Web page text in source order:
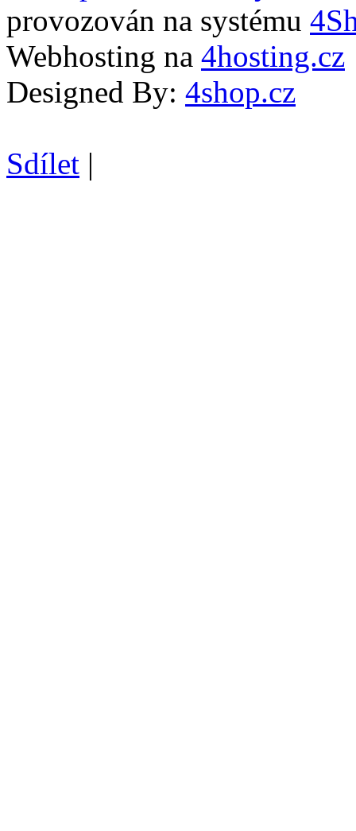
provozován na systému
Webhosting na 4hosting.cz
Designed By: 4shop.cz
Sdílet |